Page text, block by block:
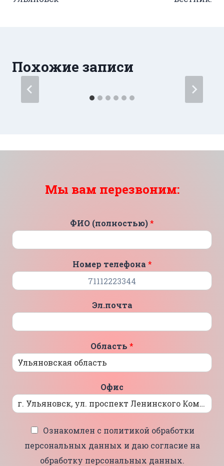
Похожие записи
Мы вам перезвоним:
ФИО (полностью)*
Номер телефона *
Эл.почта
Область *
Офис
Ознакомлен с политикой обработки
персональных данных и даю согласие на
обработку персональных данных.